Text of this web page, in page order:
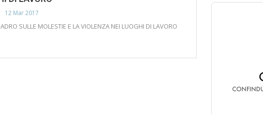
12 Mar 2017
SULLE MOLESTIE E LA VIOLENZA NEI LUOGHI DI LAVORO